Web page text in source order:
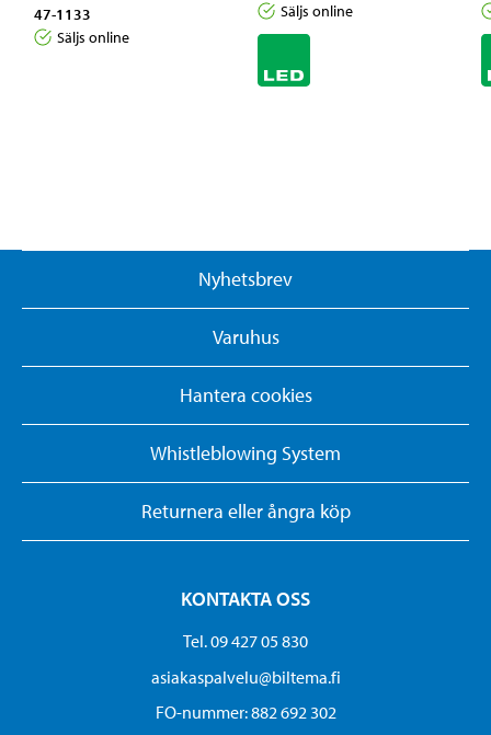
47-1133
Säljs online
Säljs online
Nyhetsbrev
Varuhus
Hantera cookies
Whistleblowing System
Returnera eller ångra köp
KONTAKTA OSS
Tel. 09 427 05 830
asiakaspalvelu@biltema.fi
FO-nummer:​ 882 692 302